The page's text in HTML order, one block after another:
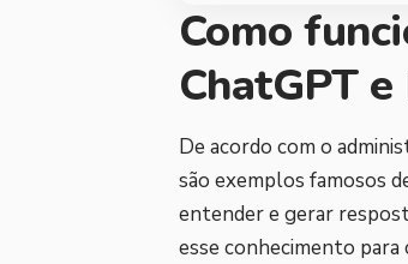
Como
ChatGPT e
De acordo com o
são exemplos famosos
entender e gerar
esse conhecimento para